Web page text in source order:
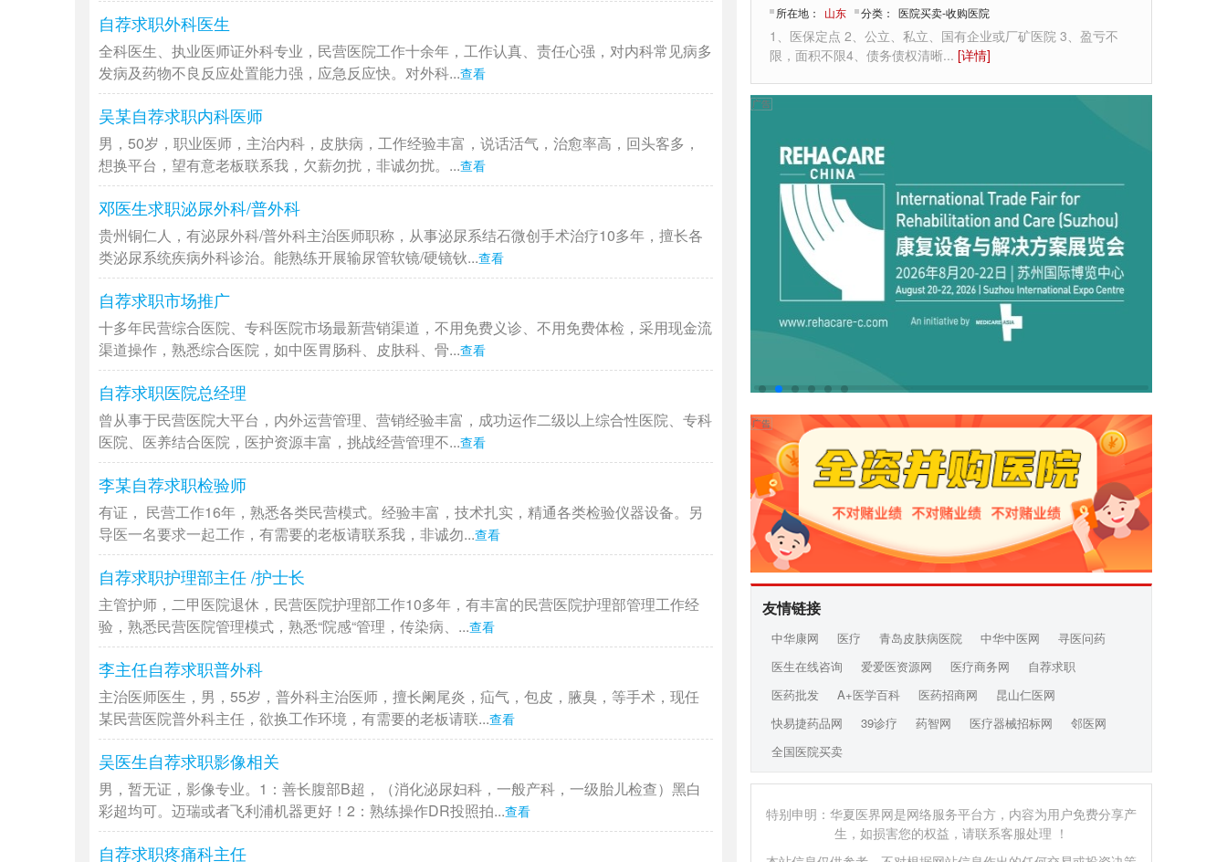
自荐求职外科医生
全科医生、执业医师证外科专业，民营医院工作十余年，工作认真、责任心强，对内科常见病多
发病及药物不良反应处置能力强，应急反应快。对外科...查看
吴某自荐求职内科医师
男，50岁，职业医师，主治内科，皮肤病，工作经验丰富，说话活气，治愈率高，回头客多，
想换平台，望有意老板联系我，欠薪勿扰，非诚勿扰。...查看
邓医生求职泌尿外科/普外科
贵州铜仁人，有泌尿外科/普外科主治医师职称，从事泌尿系结石微创手术治疗10多年，擅长各
类泌尿系统疾病外科诊治。能熟练开展输尿管软镜/硬镜钬...查看
自荐求职市场推广
十多年民营综合医院、专科医院市场最新营销渠道，不用免费义诊、不用免费体检，采用现金流
渠道操作，熟悉综合医院，如中医胃肠科、皮肤科、骨...查看
自荐求职医院总经理
曾从事于民营医院大平台，内外运营管理、营销经验丰富，成功运作二级以上综合性医院、专科
医院、医养结合医院，医护资源丰富，挑战经营管理不...查看
李某自荐求职检验师
有证， 民营工作16年，熟悉各类民营模式。经验丰富，技术扎实，精通各类检验仪器设备。另
导医一名要求一起工作，有需要的老板请联系我，非诚勿...查看
自荐求职护理部主任 /护士长
主管护师，二甲医院退休，民营医院护理部工作10多年，有丰富的民营医院护理部管理工作经
验，熟悉民营医院管理模式，熟悉“院感“管理，传染病、...查看
李主任自荐求职普外科
主治医师医生，男，55岁，普外科主治医师，擅长阑尾炎，疝气，包皮，腋臭，等手术，现任
某民营医院普外科主任，欲换工作环境，有需要的老板请联...查看
吴医生自荐求职影像相关
男，暂无证，影像专业。1：善长腹部B超，（消化泌尿妇科，一般产科，一级胎儿检查）黑白
彩超均可。迈瑞或者飞利浦机器更好！2：熟练操作DR投照拍...查看
自荐求职疼痛科主任
所在地： 山东 分类： 医院买卖-收购医院
1、医保定点 2、公立、私立、国有企业或厂矿医院 3、盈亏不
限，面积不限4、债务债权清晰... [详情]
友情链接
中华康网 医疗 青岛皮肤病医院 中华中医网
寻医问药
医生在线咨询
爱爱医资源网 医疗商务网
自荐求职
医药批发
A+医学百科 医药招商网
昆山仁医网
快易捷药品网
39诊疗 药智网 医疗器械招标网
邻医网
全国医院买卖
特别申明：华夏医界网是网络服务平台方，内容为用户免费分享产
生，如损害您的权益，请联系客服处理 ！